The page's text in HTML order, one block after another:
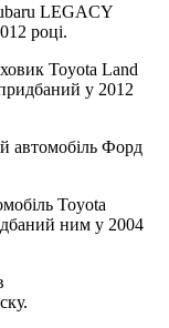
LEGACY
році.
Toyota Land
у 2012
автомобіль Форд
Toyota
ним у 2004